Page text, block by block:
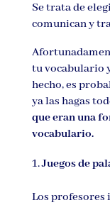
Se trata de
comunican y
tu vocabulario
hecho, es
ya las hagas
que eran una
vocabulario.
Juegos de
Los profesores